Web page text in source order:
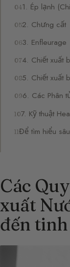
1. Ép lạnh
2. Chưng cất
3. Enfleurage
4. Chiết xuất
5. Chiết xuất
6. Các Phân
7. Kỹ thuật
Để tìm hiểu
Các
xuất
đến